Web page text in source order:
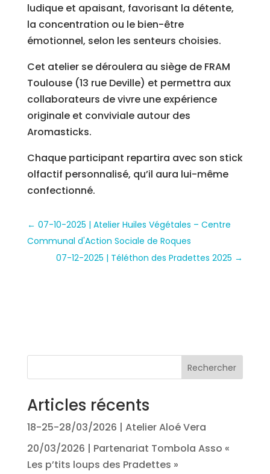
ludique et apaisant, favorisant la détente,
la concentration ou le bien-être
émotionnel, selon les senteurs choisies.
Cet atelier se déroulera au siège de FRAM
Toulouse (13 rue Deville) et permettra aux
collaborateurs de vivre une expérience
originale et conviviale autour des
Aromasticks.
Chaque participant repartira avec son stick
olfactif personnalisé, qu’il aura lui-même
confectionné.
← 07-10-2025 | Atelier Huiles Végétales – Centre
Communal d'Action Sociale de Roques
07-12-2025 | Téléthon des Pradettes 2025 →
Rechercher
Articles récents
18-25-28/03/2026 | Atelier Aloé Vera
20/03/2026 | Partenariat Tombola Asso «
Les p’tits loups des Pradettes »